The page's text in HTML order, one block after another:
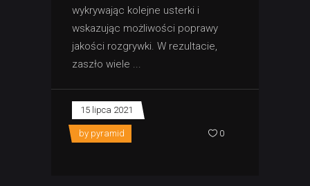
wykrywając kolejne usterki i
wskazując możliwości poprawy
jakości rozgrywki. W rezultacie,
zaszło wiele
15 lipca 2021
by pyramid 0